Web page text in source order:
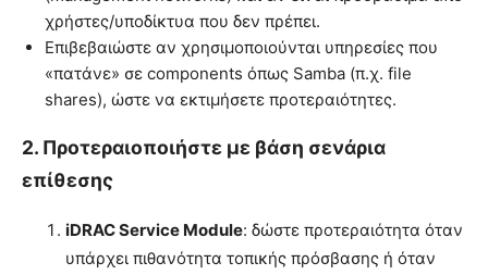
χρήστες/υποδίκτυα που δεν πρέπει.
Επιβεβαιώστε αν χρησιμοποιούνται υπηρεσίες που
«πατάνε» σε components όπως Samba (π.χ. file
shares), ώστε να εκτιμήσετε προτεραιότητες.
2. Προτεραιοποιήστε με βάση σενάρια
επίθεσης
iDRAC Service Module: δώστε προτεραιότητα όταν
υπάρχει πιθανότητα τοπικής πρόσβασης ή όταν